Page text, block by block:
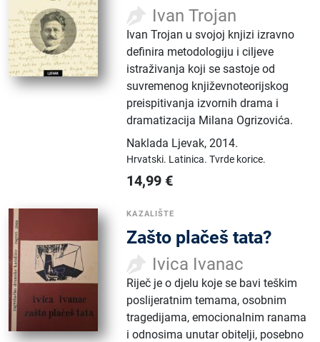
Ivan Trojan
Ivan Trojan u svojoj knjizi izravno
definira metodologiju i ciljeve
istraživanja koji se sastoje od
suvremenog književnoteorijskog
preispitivanja izvornih drama i
dramatizacija Milana Ogrizovića.
Naklada Ljevak,2014.
Hrvatski. Latinica.Tvrde korice.
14,99 €
KAZALIŠTE
Zašto plačeš tata?
Ivica Ivanac
Riječ je o djelu koje se bavi teškim
poslijeratnim temama, osobnim
tragedijama, emocionalnim ranama
i odnosima unutar obitelji, posebno